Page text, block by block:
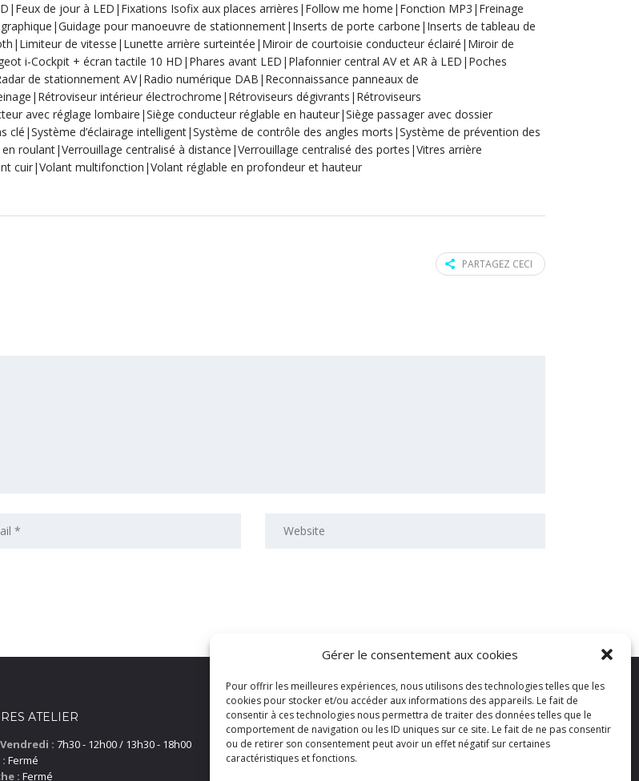
Gérer le consentement aux cookies
Pour offrir les meilleures expériences, nous utilisons des technologies telles que les
cookies pour stocker et/ou accéder aux informations des appareils. Le fait de
consentir à ces technologies nous permettra de traiter des données telles que le
comportement de navigation ou les ID uniques sur ce site. Le fait de ne pas consentir
ou de retirer son consentement peut avoir un effet négatif sur certaines
caractéristiques et fonctions.
de jour à LED|Fixations Isofix aux places arrières|Follow me home|Fonction MP3|Freinage
pour manoeuvre de stationnement|Inserts de porte carbone|Inserts de tableau de
de vitesse|Lunette arrière surteintée|Miroir de courtoisie conducteur éclairé|Miroir de
i-Cockpit + écran tactile 10 HD|Phares avant LED|Plafonnier central AV et AR à LED|Poches
de stationnement AV|Radio numérique DAB|Reconnaissance panneaux de
intérieur électrochrome|Rétroviseurs dégivrants|Rétroviseurs
avec réglage lombaire|Siège conducteur réglable en hauteur|Siège passager avec dossier
clé|Système d’éclairage intelligent|Système de contrôle des angles morts|Système de prévention des
roulant|Verrouillage centralisé à distance|Verrouillage centralisé des portes|Vitres arrière
cuir|Volant multifonction|Volant réglable en profondeur et hauteur
PARTAGEZ CECI
ATELIER
: 7h30 - 12h00 / 13h30 - 18h00
Fermé
: Fermé